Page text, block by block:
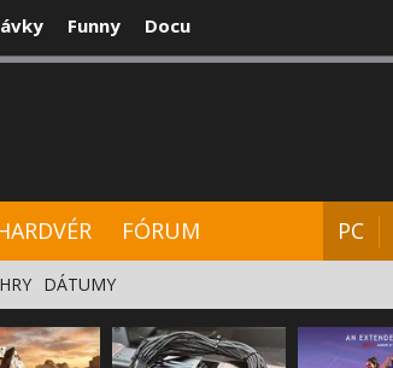
Funny Docu
FÓRUM PC
DÁTUMY